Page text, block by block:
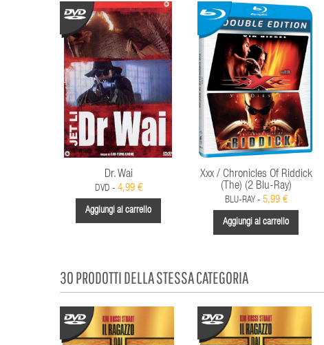
Dr. Wai
DVD - 4,99 €
Aggiungi al carrello
Xxx / Chronicles Of Riddick
(The) (2 Blu-Ray)
BLU-RAY - 5,99 €
Aggiungi al carrello
30 PRODOTTI DELLA STESSA CATEGORIA